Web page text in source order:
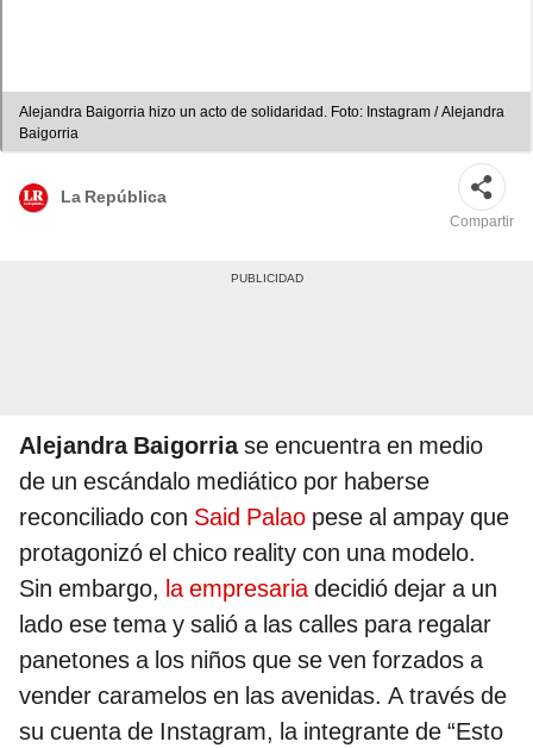
Alejandra Baigorria hizo un acto de solidaridad. Foto: Instagram / Alejandra
Baigorria
La República
Compartir
Alejandra Baigorriase encuentra en medio
de un escándalo mediático por haberse
reconciliado con Said Palao pese al ampay que
protagonizó el chico reality con una modelo.
Sin embargo, la empresariadecidió dejar a un
lado ese tema y salió a las calles para regalar
panetones a los niños que se ven forzados a
vender caramelos en las avenidas. A través de
su cuenta de Instagram, la integrante de “Esto